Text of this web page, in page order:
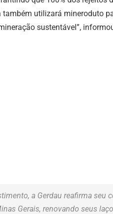
também utilizará mineroduto
sustentável”,
a Gerdau reafirma
Gerais, renovando seus